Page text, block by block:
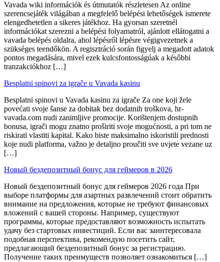
Vavada wiki információk és útmutatók részletesen Az online
szerencsejáték világában a megfelelő belépési lehetőségek ismerete
elengedhetetlen a sikeres játékhoz. Ha gyorsan szeretnél
információkat szerezni a belépési folyamatról, ajánlott ellátogatni a
vavada belépés oldalra, ahol lépésről lépésre végigvezetnek a
szükséges teendőkön. A regisztráció során figyelj a megadott adatok
pontos megadására, mivel ezek kulcsfontosságúak a későbbi
tranzakciókhoz […]
Besplatni spinovi za igrače u Vavada kasinu
Besplatni spinovi u Vavada kasinu za igrače Za one koji žele
povećati svoje šanse za dobitak bez dodatnih troškova, hr-
vavada.com nudi zanimljive promocije. Korištenjem dostupnih
bonusa, igrači mogu znatno proširiti svoje mogućnosti, a pri tom ne
riskirati vlastiti kapital. Kako biste maksimalno iskoristili prednosti
koje nudi platforma, važno je detaljno proučiti sve uvjete vezane uz
[…]
Новый бездепозитный бонус для геймеров в 2026
Новый бездепозитный бонус для геймеров 2026 года При
выборе платформы для азартных развлечений стоит обратить
внимание на предложения, которые не требуют финансовых
вложений с вашей стороны. Например, существуют
программы, которые предоставляют возможность испытать
удачу без стартовых инвестиций. Если вас заинтересовала
подобная перспектива, рекомендую посетить сайт,
предлагающий бездепозитный бонус за регистрацию.
Получение таких преимуществ позволяет ознакомиться […]